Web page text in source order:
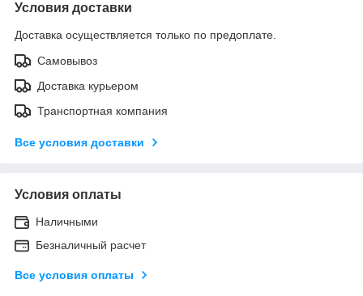
Условия доставки
Доставка осуществляется только по предоплате.
Самовывоз
Доставка курьером
Транспортная компания
Все условия доставки
Условия оплаты
Наличными
Безналичный расчет
Все условия оплаты